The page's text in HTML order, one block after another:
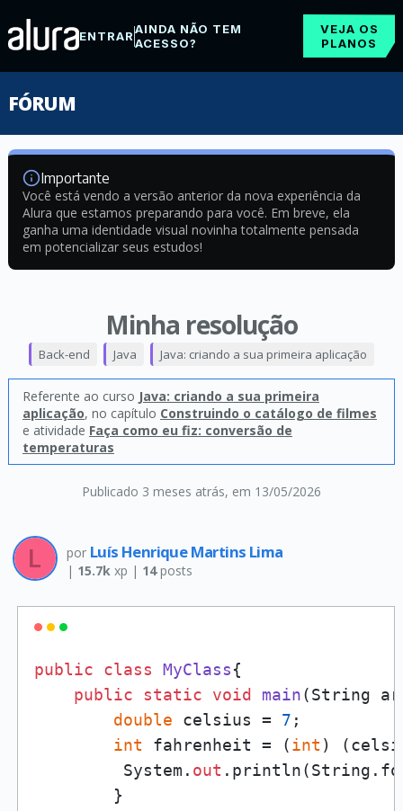
ENTRARAINDA NÃO TEM
ACESSO?
VEJA OS
PLANOS
FÓRUM
Importante
Você está vendo a versão anterior da nova experiência da
Alura que estamos preparando para você. Em breve, ela
ganha uma identidade visual novinha totalmente pensada
em potencializar seus estudos!
Minha resolução
Publicado 3 meses atrás, em 13/05/2026
Back-end Java Java: criando a sua primeira aplicação
Referente ao curso Java: criando a sua primeira
aplicação, no capítulo Construindo o catálogo de filmes
e atividade Faça como eu fiz: conversão de
temperaturas
por Luís Henrique Martins Lima
| 15.7kxp | 14posts
public class MyClass{
public
static void main(String
double celsius = 7 ;
int fahrenheit = (int )
         System.
out
        }